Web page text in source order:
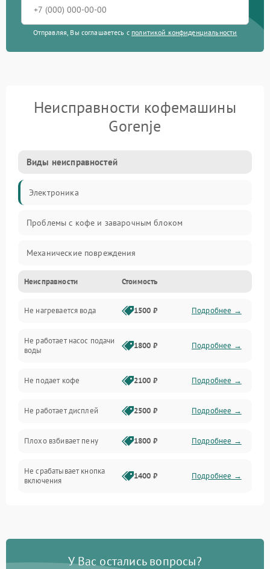
Отправляя, Вы соглашаетесь с политикой конфиденциальности
Неисправности кофемашины
Gorenje
Виды неисправностей
Электроника
Проблемы с кофе и заварочным блоком
Механические повреждения
Прочие неисправности
Включение и работа
Проблемы с водой
Проблемы с капучинатором и паром
Управление и электроника
Программное обеспечение
Неисправности Стоимость
Не нагревается вода 1500 ₽ Подробнее →
Не работает насос подачи
воды
1800 ₽ Подробнее →
Не подает кофе 2100 ₽ Подробнее →
Не работает дисплей 2500 ₽ Подробнее →
Плохо взбивает пену 1800 ₽ Подробнее →
Не срабатывает кнопка
включения
1400 ₽ Подробнее →
Постоянные сбои в работе 1500 ₽ Подробнее →
У Вас остались вопросы?